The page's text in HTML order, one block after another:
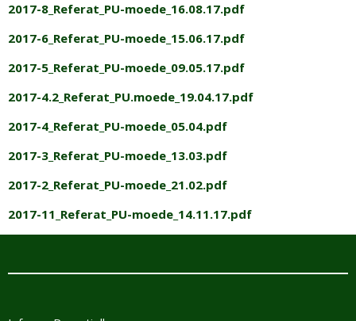
2017-8_Referat_PU-moede_16.08.17.pdf
2017-6_Referat_PU-moede_15.06.17.pdf
2017-5_Referat_PU-moede_09.05.17.pdf
2017-4.2_Referat_PU.moede_19.04.17.pdf
2017-4_Referat_PU-moede_05.04.pdf
2017-3_Referat_PU-moede_13.03.pdf
2017-2_Referat_PU-moede_21.02.pdf
2017-11_Referat_PU-moede_14.11.17.pdf